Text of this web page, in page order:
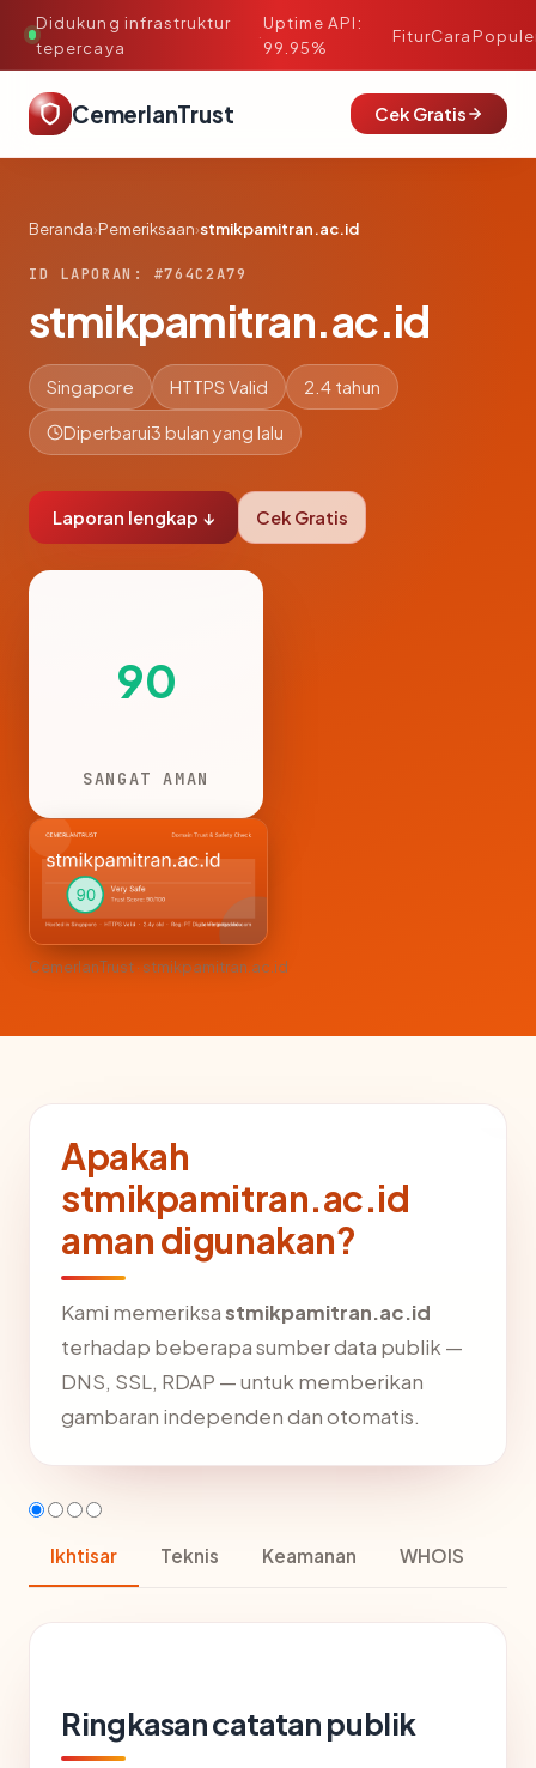
Didukung infrastruktur
tepercaya
·
Uptime API:
99.95%
FiturCara
CemerlanTrust Cek Gratis
Beranda›Pemeriksaan›stmikpamitran.ac.id
ID LAPORAN: #764C2A79
stmikpamitran.ac.id
Singapore HTTPS Valid 2.4 tahun
Diperbarui3 bulan yang lalu
Laporan lengkap ↓ Cek Gratis
90
SANGAT AMAN
CemerlanTrust · stmikpamitran.ac.id
Apakah
stmikpamitran.ac.id
aman digunakan?
Kami memeriksastmikpamitran.ac.id
terhadap beberapa sumber data publik —
DNS, SSL, RDAP — untuk memberikan
gambaran independen dan otomatis.
Ikhtisar Teknis Keamanan WHOIS
Ringkasan catatan publik